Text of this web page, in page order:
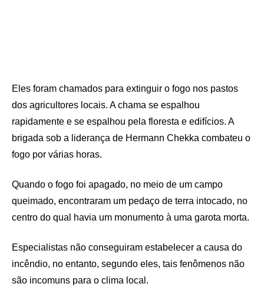
Eles foram chamados para extinguir o fogo nos pastos
dos agricultores locais. A chama se espalhou
rapidamente e se espalhou pela floresta e edifícios. A
brigada sob a liderança de Hermann Chekka combateu o
fogo por várias horas.
Quando o fogo foi apagado, no meio de um campo
queimado, encontraram um pedaço de terra intocado, no
centro do qual havia um monumento à uma garota morta.
Especialistas não conseguiram estabelecer a causa do
incêndio, no entanto, segundo eles, tais fenômenos não
são incomuns para o clima local.